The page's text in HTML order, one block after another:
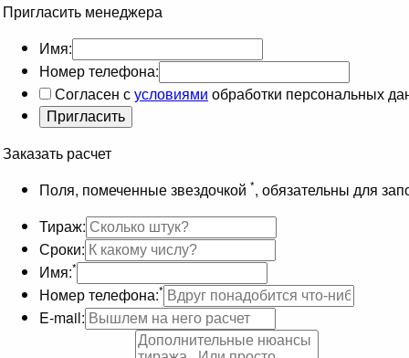
Пригласить менеджера
Имя:
Номер телефона:
Согласен сусловиями обработки персональных
Заказать расчет
Поля, помеченные звездочкой *, обязательны для
Тираж:
Сроки:
Имя:*
Номер телефона:*
E-mail: